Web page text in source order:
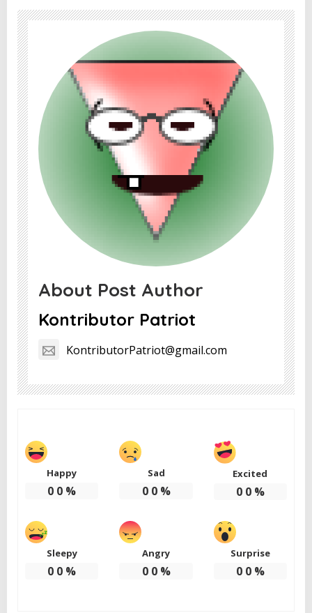
About Post Author
Kontributor Patriot
KontributorPatriot@gmail.com
Happy
0 0 %
Sad
0 0%
Excited
0 0%
Sleepy
0 0 %
Angry
0 0%
Surprise
0 0%